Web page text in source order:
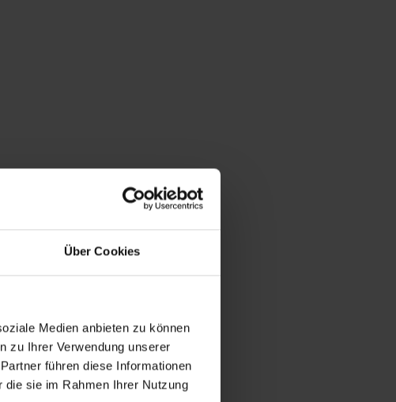
Über Cookies
Medien anbieten zu können
zu Ihrer Verwendung unserer
führen diese Informationen
die sie im Rahmen Ihrer Nutzung